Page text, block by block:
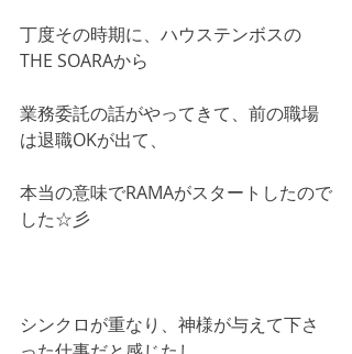
丁度その時期に、ハウステンボスの
THE SOARAから
業務委託の話がやってきて、前の職場
は退職OKが出て、
本当の意味でRAMAがスタートしたので
した☆彡
シンクロが重なり、神様が与えて下さ